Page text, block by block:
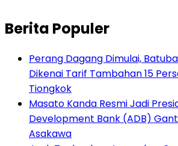
Berita Populer
Perang Dagang Dimulai,
Dikenai Tarif Tambahan 15
Tiongkok
Masato Kanda Resmi Jadi
Development Bank (ADB)
Asakawa